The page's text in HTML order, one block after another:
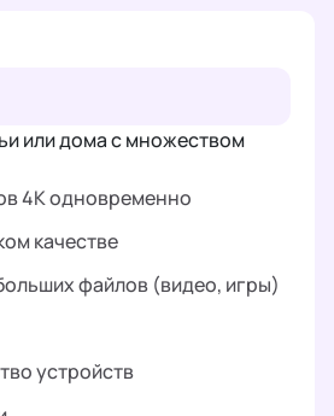
или дома с множеством
4K одновременно
качестве
файлов (видео, игры)
устройств